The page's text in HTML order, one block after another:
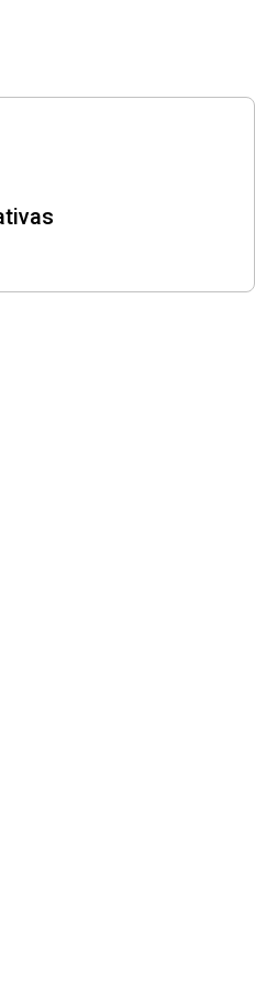
- Documentos